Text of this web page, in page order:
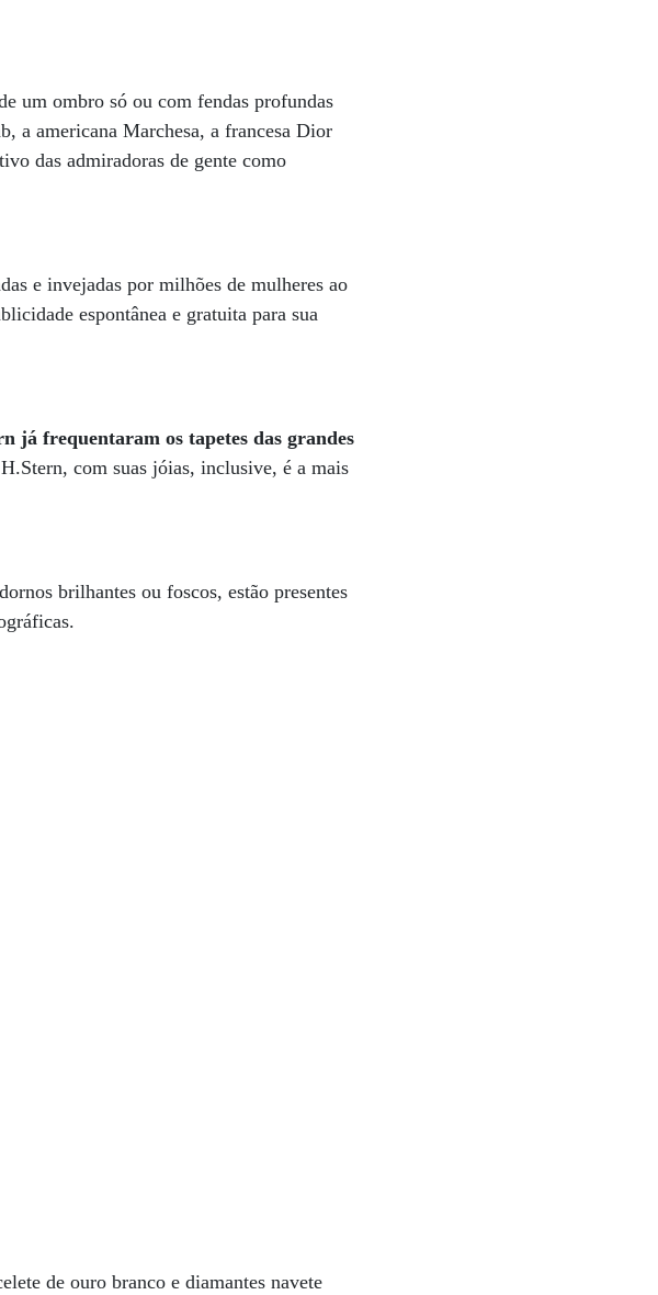
um ombro só ou com fendas profundas
a americana Marchesa, a francesa Dior
das admiradoras de gente como
e invejadas por milhões de mulheres ao
espontânea e gratuita para sua
já frequentaram os tapetes das grandes
com suas jóias, inclusive, é a mais
brilhantes ou foscos, estão presentes
de ouro branco e diamantes navete